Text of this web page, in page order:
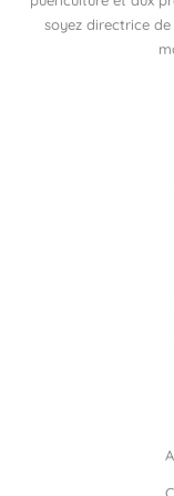
soyez directrice